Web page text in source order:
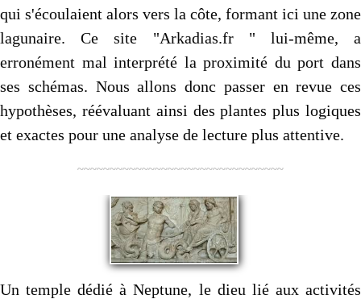
qui s'écoulaient alors vers la côte, formant ici une zone
lagunaire. Ce site "Arkadias.fr " lui-même, a
erronément mal interprété la proximité du port dans
ses schémas. Nous allons donc passer en revue ces
hypothèses, réévaluant ainsi des plantes plus logiques
et exactes pour une analyse de lecture plus attentive.
~~~~~~~~~~~~~~~~~~~~~~~~~~~~~~~~
Un temple dédié à Neptune, le dieu lié aux activités